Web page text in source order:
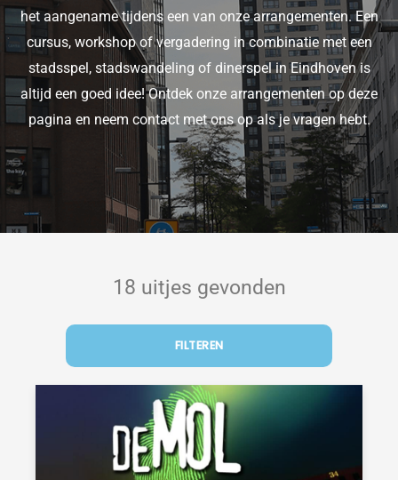
het aangename tijdens een van onze arrangementen. Een
cursus, workshop of vergadering in combinatie met een
stadsspel, stadswandeling of dinerspel in Eindhoven is
altijd een goed idee! Ontdek onze arrangementen op deze
pagina en neem contact met ons op als je vragen hebt.
18 uitjes gevonden
FILTEREN